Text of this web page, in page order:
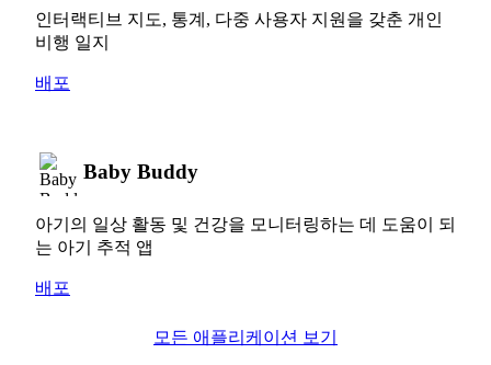
인터랙티브 지도, 통계, 다중 사용자 지원을 갖춘 개인
비행 일지
배포
Baby Buddy
아기의 일상 활동 및 건강을 모니터링하는 데 도움이 되
는 아기 추적 앱
배포
모든 애플리케이션 보기